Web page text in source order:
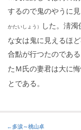
するので鬼のやうに
かたいしょう）
した。淸
な女は鬼に見えるほ
合點が行つたのであ
たＭ氏の妻君は大に
とである。
← 多涙～桃山卓